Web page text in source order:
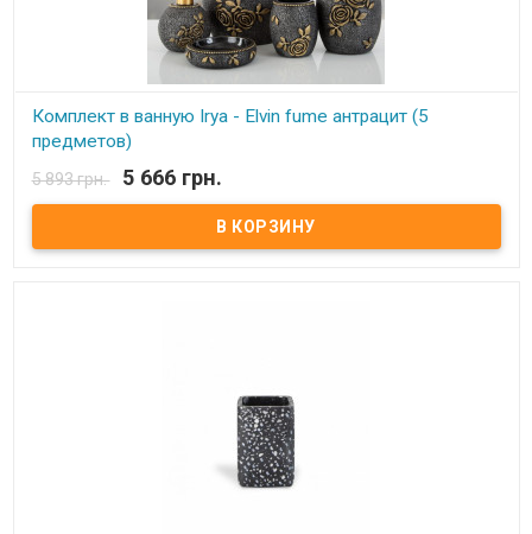
Комплект в ванную Irya - Elvin fume антрацит (5
предметов)
В наличии
Комплект в ванную Irya - Elvin fume антрацит (5 предметов)
Комплектация: - дозатор для мыла - мыльница - щетка для
унитаза - стакан для зубных щеток - ведро для туалета Состав:
5 893 грн. 5 666 грн.